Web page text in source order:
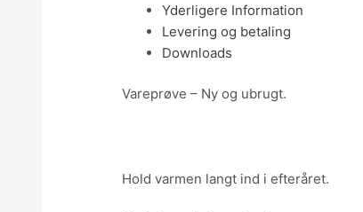
Yderligere Information
Levering og betaling
Downloads
Vareprøve – Ny og ubrugt.
Hold varmen langt ind i efteråret.